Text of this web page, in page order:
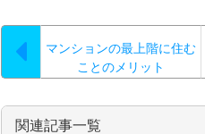
マンションの最上階に住む
ことのメリット
関連記事一覧